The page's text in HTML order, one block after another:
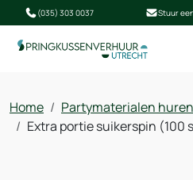
(035) 303 0037 Stuur
Home Partymaterialen huren
Extra portie suikerspin (100